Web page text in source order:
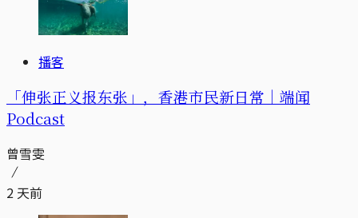
播客
「伸张正义报东张」，香港市民新日常｜端闻
Podcast
曾雪雯
2 天前